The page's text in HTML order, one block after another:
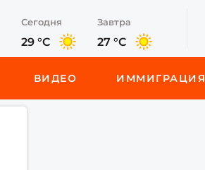
Сегодня
29 °C
Завтра
27 °C
ВИДЕО ИММИГРАЦИЯ